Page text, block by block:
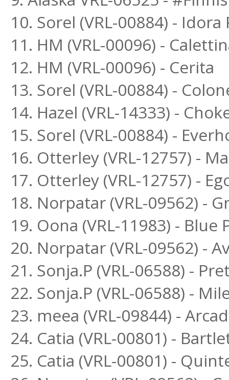
10. Sorel (VRL-00884) - Idora
11. HM (VRL-00096) -
12. HM (VRL-00096) - Cerita
13. Sorel (VRL-00884) -
14. Hazel (VRL-14333) -
15. Sorel (VRL-00884) -
16. Otterley (VRL-12757) -
17. Otterley (VRL-12757) -
18. Norpatar (VRL-09562) -
19. Oona (VRL-11983) -
20. Norpatar (VRL-09562) -
21. Sonja.P (VRL-06588) -
22. Sonja.P (VRL-06588) -
23. meea (VRL-09844) -
24. Catia (VRL-00801) -
25. Catia (VRL-00801) -